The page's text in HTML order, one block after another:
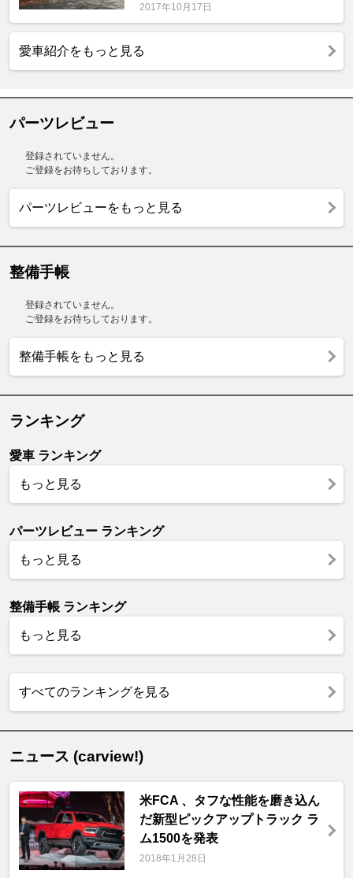
2017年10月17日
愛車紹介をもっと見る
パーツレビュー
登録されていません。
ご登録をお待ちしております。
パーツレビューをもっと見る
整備手帳
登録されていません。
ご登録をお待ちしております。
整備手帳をもっと見る
ランキング
愛車 ランキング
もっと見る
パーツレビュー ランキング
もっと見る
整備手帳 ランキング
もっと見る
すべてのランキングを見る
ニュース (carview!)
米FCA 、タフな性能を磨き込ん
だ新型ピックアップトラック ラ
ム1500を発表
2018年1月28日